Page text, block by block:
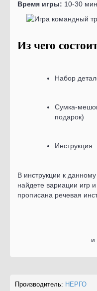
Время игры: 10-30
Из чего
Набор
Сумка-
подарок)
Инструкция
В инструкции к
найдете вариации игр
прописана речевая
и
Производитель: НЕРГО